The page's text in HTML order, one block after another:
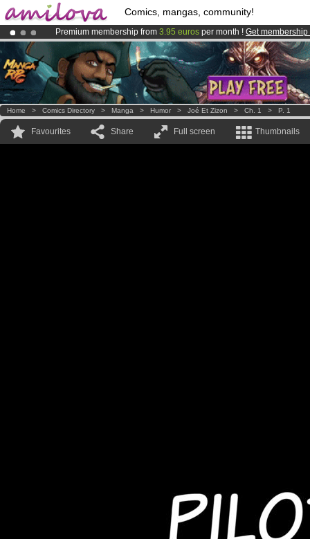
Comics, mangas, community!
Premium membership from 3.95 euros per month ! Get membership
Already 134393membersand 1208comics & mangas!.
AmilovaKickstarter is now LIVE!.
Home > Comics Directory > Manga > Humor > Joé Et Zizon > Ch. 1 > P. 1
Favourites Share Full screen Thumbnails